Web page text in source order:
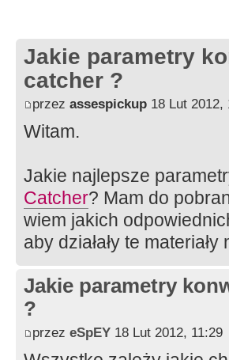
Jakie parametry
catcher ?
przez assespickup 18 Lut 2012,
Witam.
Jakie najlepsze
Catcher? Mam do
wiem jakich
aby działały te materiały
Jakie parametry
?
przez eSpEY 18 Lut 2012, 11:29